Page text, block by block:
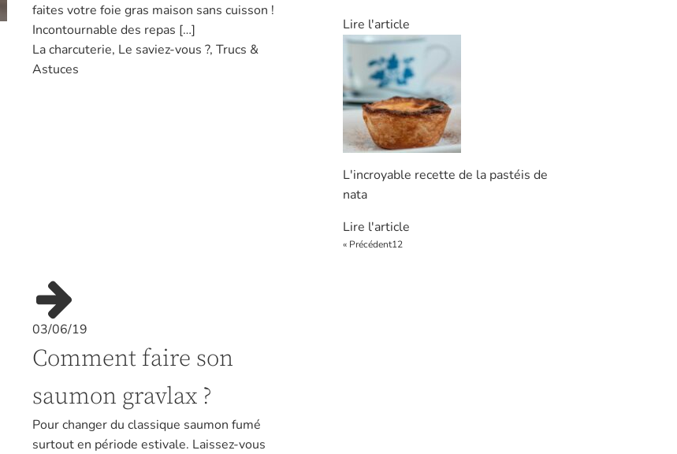
faites votre foie gras maison sans cuisson !
Incontournable des repas […]
La charcuterie, Le saviez-vous ?, Trucs &
Astuces
03/06/19
Comment faire son
saumon gravlax ?
Pour changer du classique saumon fumé
surtout en période estivale. Laissez-vous
Lire l'article
L'incroyable recette de la pastéis de
nata
Lire l'article
« Précédent12